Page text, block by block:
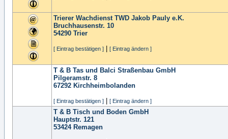
Trierer Wachdienst TWD Jakob Pauly e.K.
Bruchhausenstr. 10
54290 Trier
[ Eintrag bestätigen ] [ Eintrag ändern ]
T & B Tas und Balci Straßenbau GmbH
Pilgeramstr. 8
67292 Kirchheimbolanden
[ Eintrag bestätigen ] [ Eintrag ändern ]
T & B Tisch und Boden GmbH
Hauptstr. 121
53424 Remagen